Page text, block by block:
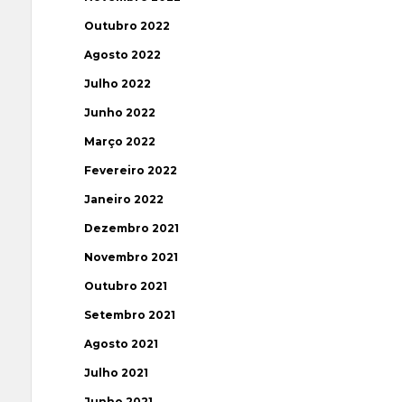
Outubro 2022
Agosto 2022
Julho 2022
Junho 2022
Março 2022
Fevereiro 2022
Janeiro 2022
Dezembro 2021
Novembro 2021
Outubro 2021
Setembro 2021
Agosto 2021
Julho 2021